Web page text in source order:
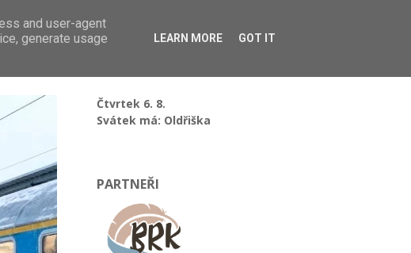
Čtvrtek 6. 8.
Svátek má: Oldřiška
PARTNEŘI
and user-agent
generate usage
LEARN MORE GOT IT